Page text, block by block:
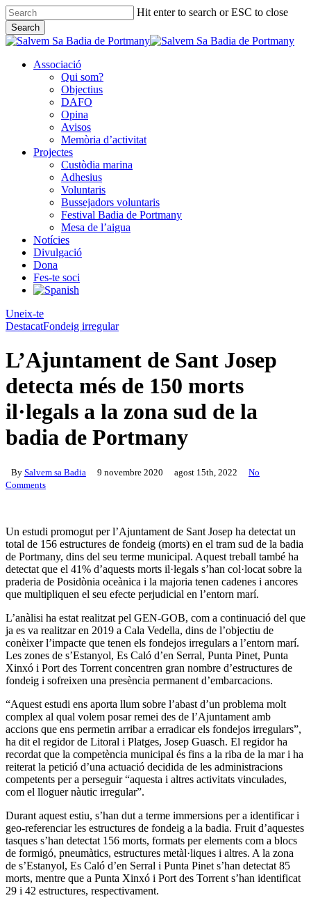
Skip
to
main
content
Hit enter to search or ESC to close
Search
Close
Associació
Qui som?
Objectius
DAFO
Opina
Avisos
Memòria d’activitat
Projectes
Custòdia marina
Adhesius
Voluntaris
Bussejadors voluntaris
Festival Badia de Portmany
Mesa de l’aigua
Notícies
Divulgació
Dona
Fes-te soci
Uneix-te
DestacatFondeig irregular
L’Ajuntament de Sant Josep
detecta més de 150 morts
il·legals a la zona sud de la
badia de Portmany
By Salvem sa Badia 9 novembre 2020 agost 15th, 2022
No
Comments
Un estudi promogut per l’Ajuntament de Sant Josep ha detectat un
total de 156 estructures de fondeig (morts) en el tram sud de la badia
de Portmany, dins del seu terme municipal. Aquest treball també ha
detectat que el 41% d’aquests morts il·legals s’han col·locat sobre la
praderia de Posidònia oceànica i la majoria tenen cadenes i ancores
que multipliquen el seu efecte perjudicial en l’entorn marí.
L’anàlisi ha estat realitzat pel GEN-GOB, com a continuació del que
ja es va realitzar en 2019 a Cala Vedella, dins de l’objectiu de
conèixer l’impacte que tenen els fondejos irregulars a l’entorn marí.
Les zones de s’Estanyol, Es Caló d’en Serral, Punta Pinet, Punta
Xinxó i Port des Torrent concentren gran nombre d’estructures de
fondeig i sofreixen una presència permanent d’embarcacions.
“Aquest estudi ens aporta llum sobre l’abast d’un problema molt
complex al qual volem posar remei des de l’Ajuntament amb
accions que ens permetin arribar a erradicar els fondejos irregulars”,
ha dit el regidor de Litoral i Platges, Josep Guasch. El regidor ha
recordat que la competència municipal és fins a la riba de la mar i ha
reiterat la petició d’una actuació decidida de les administracions
competents per a perseguir “aquesta i altres activitats vinculades,
com el lloguer nàutic irregular”.
Durant aquest estiu, s’han dut a terme immersions per a identificar i
geo-referenciar les estructures de fondeig a la badia. Fruit d’aquestes
tasques s’han detectat 156 morts, formats per elements com a blocs
de formigó, pneumàtics, estructures metàl·liques i altres. A la zona
de s’Estanyol, Es Caló d’en Serral i Punta Pinet s’han detectat 85
morts, mentre que a Punta Xinxó i Port des Torrent s’han identificat
29 i 42 estructures, respectivament.